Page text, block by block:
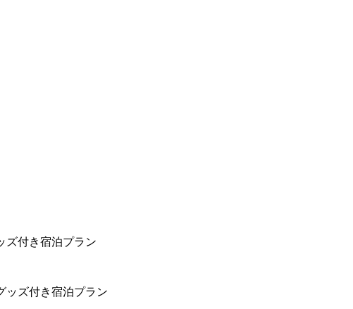
ズ付き宿泊プラン
ッズ付き宿泊プラン